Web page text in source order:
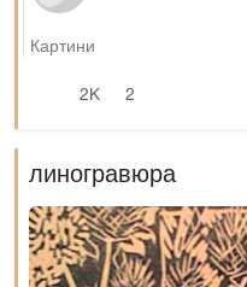
Картини
2K
2
линогравюра